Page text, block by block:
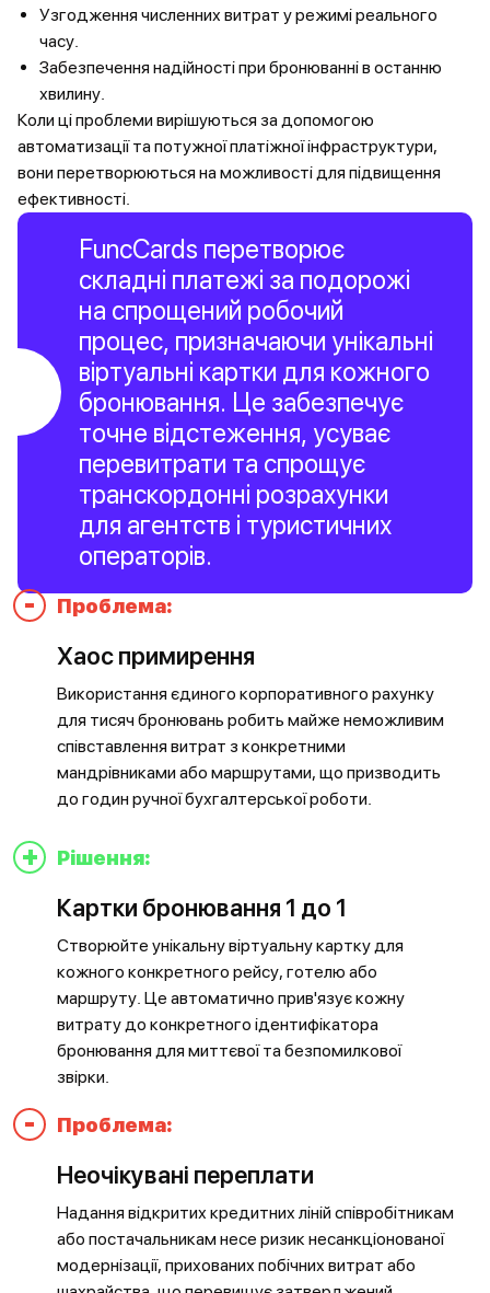
Узгодження численних витрат у режимі реального
часу.
Забезпечення надійності при бронюванні в останню
хвилину.
Коли ці проблеми вирішуються за допомогою
автоматизації та потужної платіжної інфраструктури,
вони перетворюються на можливості для підвищення
ефективності.
FuncCards перетворює
складні платежі за подорожі
на спрощений робочий
процес, призначаючи унікальні
віртуальні картки для кожного
бронювання. Це забезпечує
точне відстеження, усуває
перевитрати та спрощує
транскордонні розрахунки
для агентств і туристичних
операторів.
-
Проблема:
Хаос примирення
Використання єдиного корпоративного рахунку
для тисяч бронювань робить майже неможливим
співставлення витрат з конкретними
мандрівниками або маршрутами, що призводить
до годин ручної бухгалтерської роботи.
+ Рішення:
Картки бронювання 1 до 1
Створюйте унікальну віртуальну картку для
кожного конкретного рейсу, готелю або
маршруту. Це автоматично прив'язує кожну
витрату до конкретного ідентифікатора
бронювання для миттєвої та безпомилкової
звірки.
- Проблема:
Неочікувані переплати
Надання відкритих кредитних ліній співробітникам
або постачальникам несе ризик несанкціонованої
модернізації, прихованих побічних витрат або